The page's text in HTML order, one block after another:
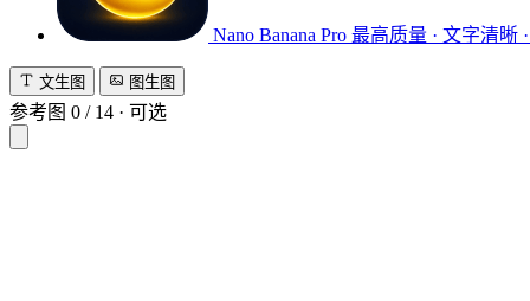
Nano Banana Pro 最高质量 · 文字清晰
文生图 图生图
参考图 0 / 14 · 可选